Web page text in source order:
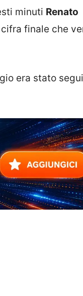
minuti Renato
finale che
era stato